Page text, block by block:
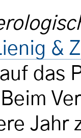
&
das
Jahr